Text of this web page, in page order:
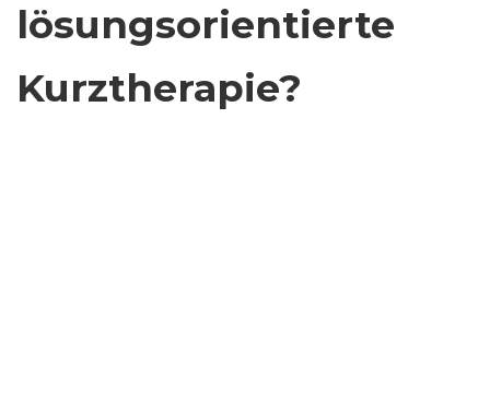
lösungsorientierte
Kurztherapie?